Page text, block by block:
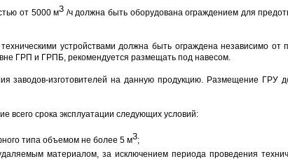
от 5000 мЗ /ч должна быть оборудована ограждением для
устройствами должна быть ограждена независимо от
ГРП и ГРПБ, рекомендуется размещать под навесом.
изготовителей на данную продукцию. Размещение ГРУ
всего срока эксплуатации следующих условий:
типа объемом не более 5 мЗ;
материалом, за исключением периода проведения